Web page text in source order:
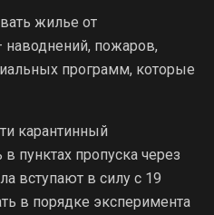
жилье от
пожаров,
программ, которые
карантинный
пунктах пропуска через
вступают в силу с 19
в порядке эксперимента